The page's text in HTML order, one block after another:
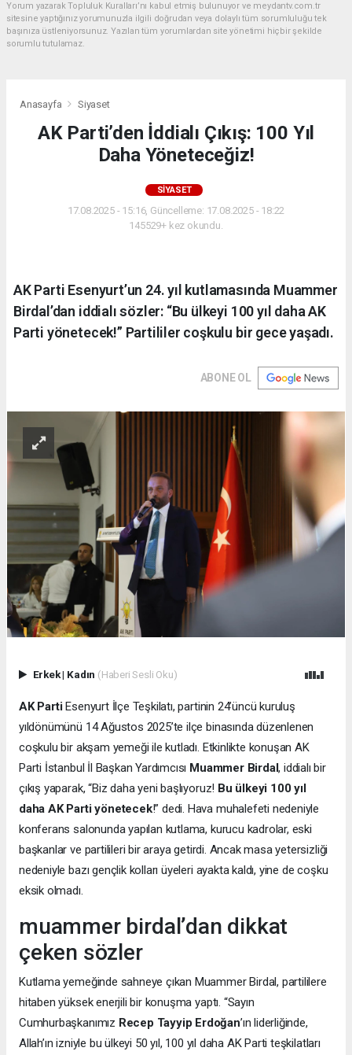
Yorum yazarak Topluluk Kuralları’nı kabul etmiş bulunuyor ve meydantv.com.tr
sitesine yaptığınız yorumunuzla ilgili doğrudan veya dolaylı tüm sorumluluğu tek
başınıza üstleniyorsunuz. Yazılan tüm yorumlardan site yönetimi hiçbir şekilde
sorumlu tutulamaz.
Anasayfa Siyaset
AK Parti’den İddialı Çıkış: 100 Yıl
Daha Yöneteceğiz!
SIYASET
17.08.2025 - 15:16, Güncelleme: 17.08.2025 - 18:22
145529+ kez okundu.
AK Parti Esenyurt’un 24. yıl kutlamasında Muammer
Birdal’dan iddialı sözler: “Bu ülkeyi 100 yıl daha AK
Parti yönetecek!” Partililer coşkulu bir gece yaşadı.
ABONE OL
Erkek| Kadın (Haberi Sesli Oku)
AK PartiEsenyurt İlçe Teşkilatı, partinin 24’üncü kuruluş
yıldönümünü 14 Ağustos 2025’te ilçe binasında düzenlenen
coşkulu bir akşam yemeği ile kutladı. Etkinlikte konuşan AK
Parti İstanbul İl Başkan Yardımcısı Muammer Birdal, iddialı bir
çıkış yaparak, “Biz daha yeni başlıyoruz! Bu ülkeyi 100 yıl
daha AK Parti yönetecek!” dedi. Hava muhalefeti nedeniyle
konferans salonunda yapılan kutlama, kurucu kadrolar, eski
başkanlar ve partilileri bir araya getirdi. Ancak masa yetersizliği
nedeniyle bazı gençlik kolları üyeleri ayakta kaldı, yine de coşku
eksik olmadı.
muammer birdal’dan dikkat
çeken sözler
Kutlama yemeğinde sahneye çıkan Muammer Birdal, partililere
hitaben yüksek enerjili bir konuşma yaptı. “Sayın
Cumhurbaşkanımız Recep Tayyip Erdoğan’ın liderliğinde,
Allah’ın izniyle bu ülkeyi 50 yıl, 100 yıl daha AK Parti teşkilatları